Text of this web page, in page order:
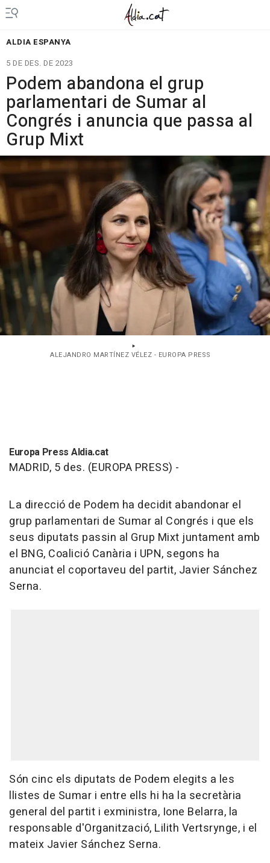
ALDIA ESPANYA
5 DE DES. DE 2023
Podem abandona el grup
parlamentari de Sumar al
Congrés i anuncia que passa al
Grup Mixt
ALEJANDRO MARTÍNEZ VÉLEZ - EUROPA PRESS
Europa Press Aldia.cat
MADRID, 5 des. (EUROPA PRESS) -
La direcció de Podem ha decidit abandonar el
grup parlamentari de Sumar al Congrés i que els
seus diputats passin al Grup Mixt juntament amb
el BNG, Coalició Canària i UPN, segons ha
anunciat el coportaveu del partit, Javier Sánchez
Serna.
Són cinc els diputats de Podem elegits a les
llistes de Sumar i entre ells hi ha la secretària
general del partit i exministra, Ione Belarra, la
responsable d'Organització, Lilith Vertsrynge, i el
mateix Javier Sánchez Serna.